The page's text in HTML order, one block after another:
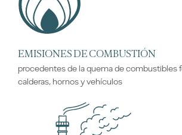
EMISIONES DE COMBUSTIÓN
procedentes de la quema de combustibles
calderas, hornos y vehículos